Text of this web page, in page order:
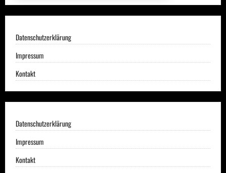
Datenschutzerklärung
Impressum
Kontakt
Datenschutzerklärung
Impressum
Kontakt